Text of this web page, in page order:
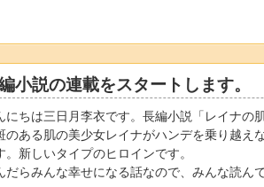
小説の連載をスタートします。
にちは三日月李衣です。長編小説「レイナの
のある肌の美少女レイナがハンデを乗り越え
。新しいタイプのヒロインです。
だらみんな幸せになる話なので、みんな読ん